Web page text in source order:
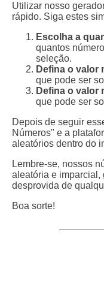
Utilizar nosso
rápido. Siga estes
Escolha a
quantos
seleção.
Defina o valor
que pode ser
Defina o valor
que pode ser
Depois de seguir
Números" e a
aleatórios dentro do
Lembre-se, nossos
aleatória e imparcial,
desprovida de
Boa sorte!